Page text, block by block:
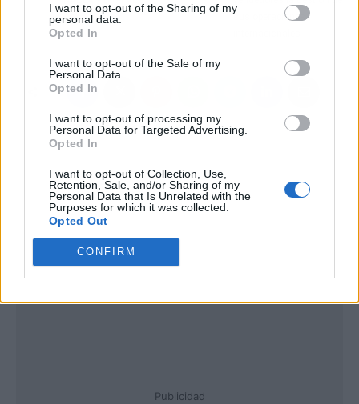
I want to opt-out of the Sharing of my
personal data.
Opted In
I want to opt-out of the Sale of my
Personal Data.
Opted In
I want to opt-out of processing my
Personal Data for Targeted Advertising.
Opted In
I want to opt-out of Collection, Use,
Retention, Sale, and/or Sharing of my
Personal Data that Is Unrelated with the
Purposes for which it was collected.
Opted Out
CONFIRM
sus operaciones
Publicidad